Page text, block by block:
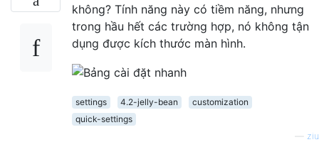
không? Tính năng này có tiềm năng, nhưng
trong hầu hết các trường hợp, nó không tận
dụng được kích thước màn hình.
settings 4.2-jelly-bean
customization
quick-settings
ziu